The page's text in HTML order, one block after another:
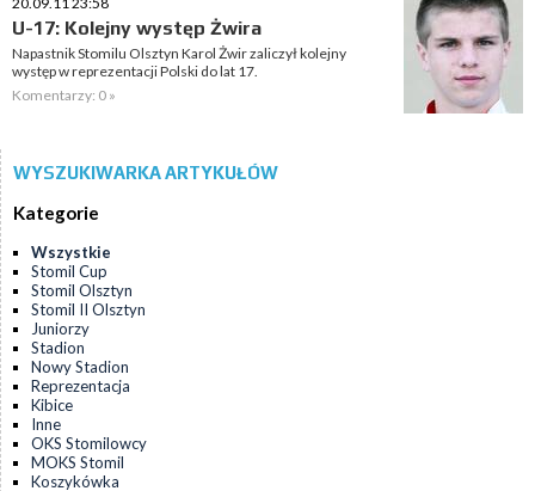
U-17: Kolejny występ Żwira
Napastnik Stomilu Olsztyn Karol Żwir zaliczył kolejny
występ w reprezentacji Polski do lat 17.
Komentarzy: 0 »
WYSZUKIWARKA ARTYKUŁÓW
Kategorie
Wszystkie
Stomil Cup
Stomil Olsztyn
Stomil II Olsztyn
Juniorzy
Stadion
Nowy Stadion
Reprezentacja
Kibice
Inne
OKS Stomilowcy
MOKS Stomil
Koszykówka